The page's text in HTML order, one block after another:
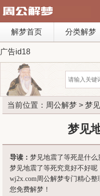
解梦首页 分类解梦
广告id18
当前位置： 周公解梦 > 梦
梦见
导读： 梦见地震了等死是什么
梦见地震了等死究竟好不好呢
wj2x.com周公解梦专门精心
您免费解梦！